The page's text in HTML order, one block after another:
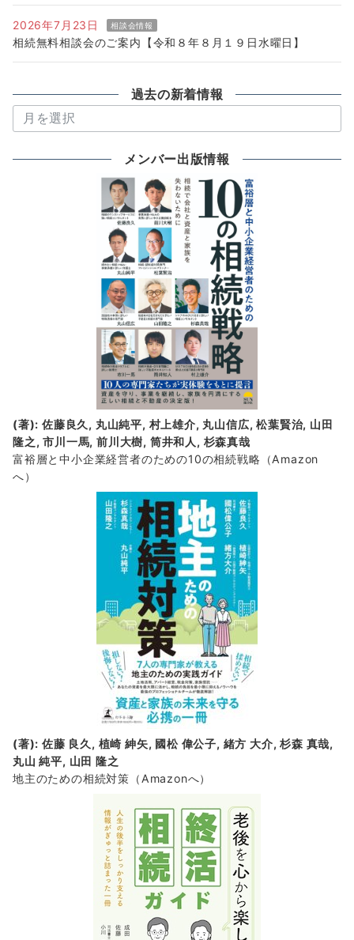
2026年7月23日 相談会情報
相続無料相談会のご案内【令和８年８月１９日水曜日】
過去の新着情報
去
メンバー出版情報
(著): 佐藤良久, 丸山純平, 村上雄介, 丸山信広, 松葉賢治, 山田
隆之, 市川一馬, 前川大樹, 筒井和人, 杉森真哉
富裕層と中小企業経営者のための10の相続戦略 （Amazon
へ）
(著): 佐藤 良久, 植崎 紳矢, 國松 偉公子, 緒方 大介, 杉森 真哉,
丸山 純平, 山田 隆之
地主のための相続対策 （Amazonへ）